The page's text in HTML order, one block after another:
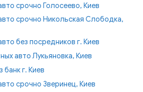
срочно Голосеево, Киев
срочно Никольская Слободка,
без посредников г. Киев
авто Лукьяновка, Киев
банк г. Киев
срочно Зверинец, Киев